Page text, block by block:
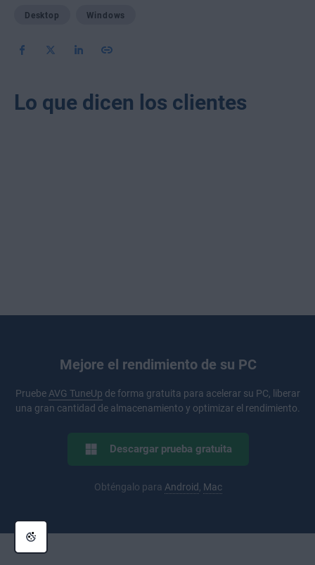
Desktop Windows
Lo que dicen los clientes
Mejore el rendimiento de su PC
Pruebe AVG TuneUp de forma gratuita para acelerar su PC, liberar
una gran cantidad de almacenamiento y optimizar el rendimiento.
Descargar prueba gratuita
Obténgalo para Android Mac